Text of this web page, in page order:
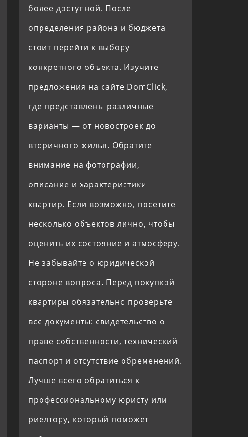
более доступной. После
определения района и бюджета
стоит перейти к выбору
конкретного объекта. Изучите
предложения на сайте DomClick,
где представлены различные
варианты — от новостроек до
вторичного жилья. Обратите
внимание на фотографии,
описание и характеристики
квартир. Если возможно, посетите
несколько объектов лично, чтобы
оценить их состояние и атмосферу.
Не забывайте о юридической
стороне вопроса. Перед покупкой
квартиры обязательно проверьте
все документы: свидетельство о
праве собственности, технический
паспорт и отсутствие обременений.
Лучше всего обратиться к
профессиональному юристу или
риелтору, который поможет